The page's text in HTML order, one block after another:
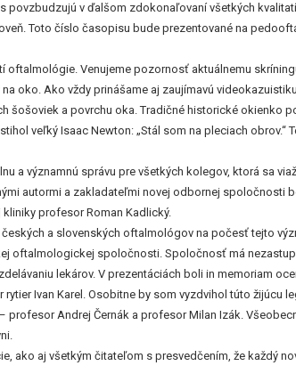
v ďalšom zdokonaľovaní všetkých
Toto číslo časopisu bude prezentované na
Venujeme pozornosť aktuálnemu
oko. Ako vždy prinášame aj zaujímavú
šošoviek a povrchu oka. Tradičné historické okienko
veľký Isaac Newton: „Stál som na pleciach obrov.“
a významnú správu pre všetkých kolegov, ktorá sa
autormi a zakladateľmi novej odbornej spoločnosti
profesor Roman Kadlický.
a slovenských oftalmológov na počesť tejto
oftalmologickej spoločnosti. Spoločnosť má
lekárov. V prezentáciách boli in memoriam
Ivan Karel. Osobitne by som vyzdvihol túto žijúcu
Andrej Černák a profesor Milan Izák.
ako aj všetkým čitateľom s presvedčením, že každý